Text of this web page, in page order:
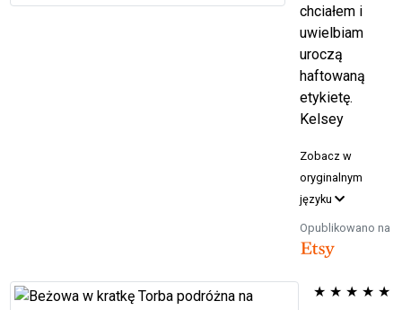
chciałem i
uwielbiam
uroczą
haftowaną
etykietę.
Kelsey
Zobacz w
oryginalnym
języku
Opublikowano na
★ ★ ★ ★ ★